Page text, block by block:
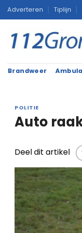
Ga
naar
inhoud
Adverteren Tiplijn
Brandweer
POLITIE
Auto
Deel dit artikel